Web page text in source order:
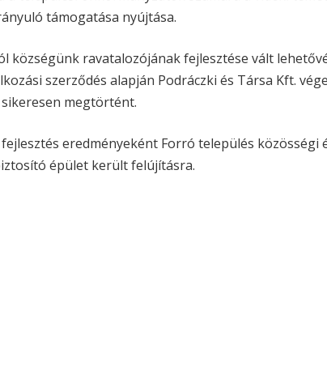
támogatása nyújtása.
községünk ravatalozójának fejlesztése vált
szerződés alapján Podráczki és Társa Kft.
sikeresen megtörtént.
eredményeként Forró település
épület került felújításra.